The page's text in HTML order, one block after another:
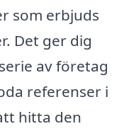
som erbjuds
Det ger dig
av företag
referenser i
hitta den